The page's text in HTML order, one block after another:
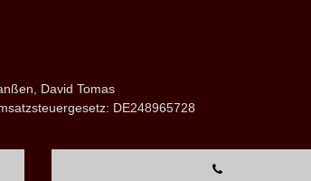
David Tomas
DE248965728